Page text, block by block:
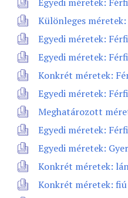
Különleges
Egyedi méretek:
Egyedi méretek:
Konkrét méretek:
Egyedi méretek:
Meghatározott
Egyedi méretek:
Egyedi méretek:
Konkrét méretek:
Konkrét méretek: fiú